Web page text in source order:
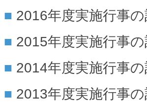
2016年度実施行事
2015年度実施行事
2014年度実施行事
2013年度実施行事